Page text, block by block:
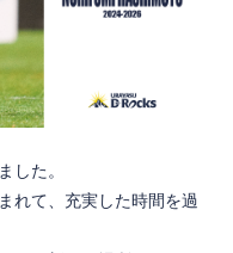
した。
れて、充実した時間を過